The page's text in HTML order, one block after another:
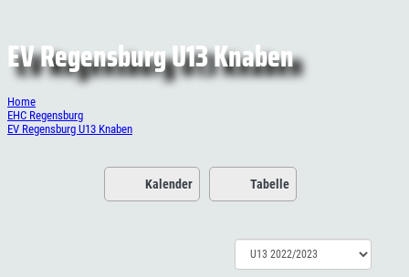
EV Regensburg U13 Knaben
Home
EHC Regensburg
EV Regensburg U13 Knaben
Kalender Tabelle